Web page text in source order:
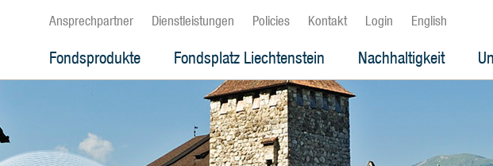
Ansprechpartner Dienstleistungen Policies Kontakt Login English
Fondsprodukte Fondsplatz Liechtenstein Nachhaltigkeit